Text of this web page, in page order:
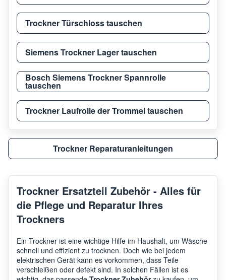
Trockner Türschloss tauschen
Siemens Trockner Lager tauschen
Bosch Siemens Trockner Spannrolle
tauschen
Trockner Laufrolle der Trommel tauschen
Trockner Reparaturanleitungen
Trockner Ersatzteil Zubehör - Alles für
die Pflege und Reparatur Ihres
Trockners
Ein Trockner ist eine wichtige Hilfe im Haushalt, um Wäsche
schnell und effizient zu trocknen. Doch wie bei jedem
elektrischen Gerät kann es vorkommen, dass Teile
verschleißen oder defekt sind. In solchen Fällen ist es